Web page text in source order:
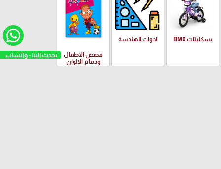
تحدث الينا - واتساب
بسكليتات BMX ادوات الهندسة
قصص الاطفال
ودفاتر الالوان